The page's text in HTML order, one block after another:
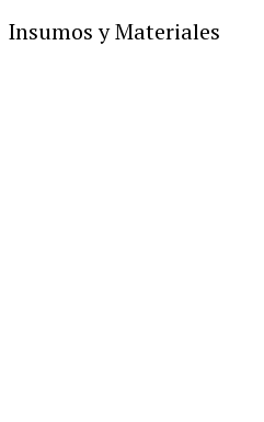
Insumos y Materiales